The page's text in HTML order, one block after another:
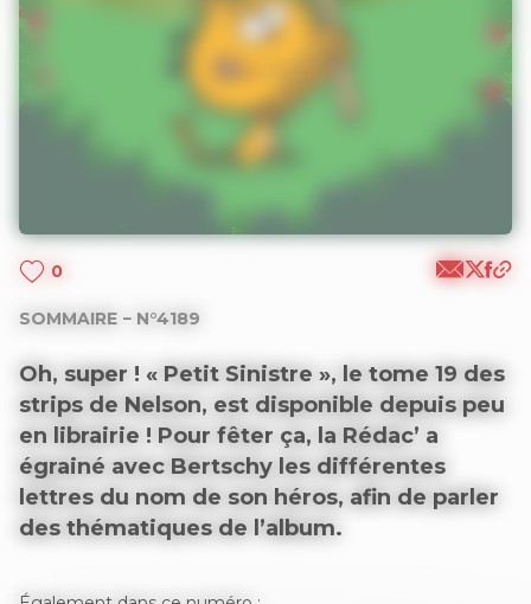
0
SOMMAIRE − N°4189
Oh, super ! « Petit Sinistre », le tome 19 des
strips de Nelson, est disponible depuis peu
en librairie ! Pour fêter ça, la Rédac’ a
égrainé avec Bertschy les différentes
lettres du nom de son héros, afin de parler
des thématiques de l’album.